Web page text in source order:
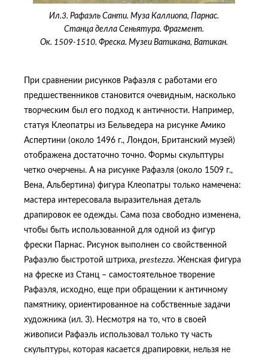
Ил.3. Рафаэль Санти. Муза Каллиопа, Парнас.
Станца делла Сеньятура. Фрагмент.
Ок. 1509-1510. Фреска. Музеи Ватикана, Ватикан.
При сравнении рисунков Рафаэля с работами его
предшественников становится очевидным, насколько
творческим был его подход к античности. Например,
статуя Клеопатры из Бельведера на рисунке Амико
Аспертини (около 1496 г., Лондон, Британский музей)
отображена достаточно точно. Формы скульптуры
четко очерчены. А на рисунке Рафаэля (около 1509 г.,
Вена, Альбертина) фигура Клеопатры только намечена:
мастера интересовала выразительная деталь
драпировок ее одежды. Сама поза свободно изменена,
чтобы быть использованной для одной из фигур
фрески Парнас. Рисунок выполнен со свойственной
Рафаэлю быстротой штриха, prestezza. Женская фигура
на фреске из Станц – самостоятельное творение
Рафаэля, исходно, еще при обращении к античному
памятнику, ориентированное на собственные задачи
художника (ил. 3). Несмотря на то, что в своей
живописи Рафаэль использовал только ту часть
скульптуры, которая касается драпировки, нельзя не